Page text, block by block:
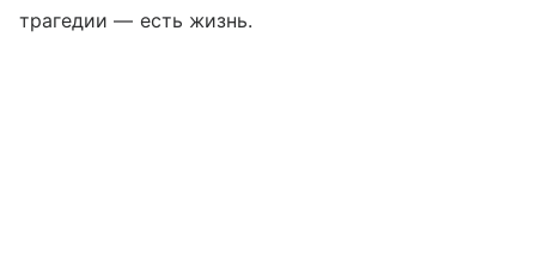
трагедии — есть жизнь.